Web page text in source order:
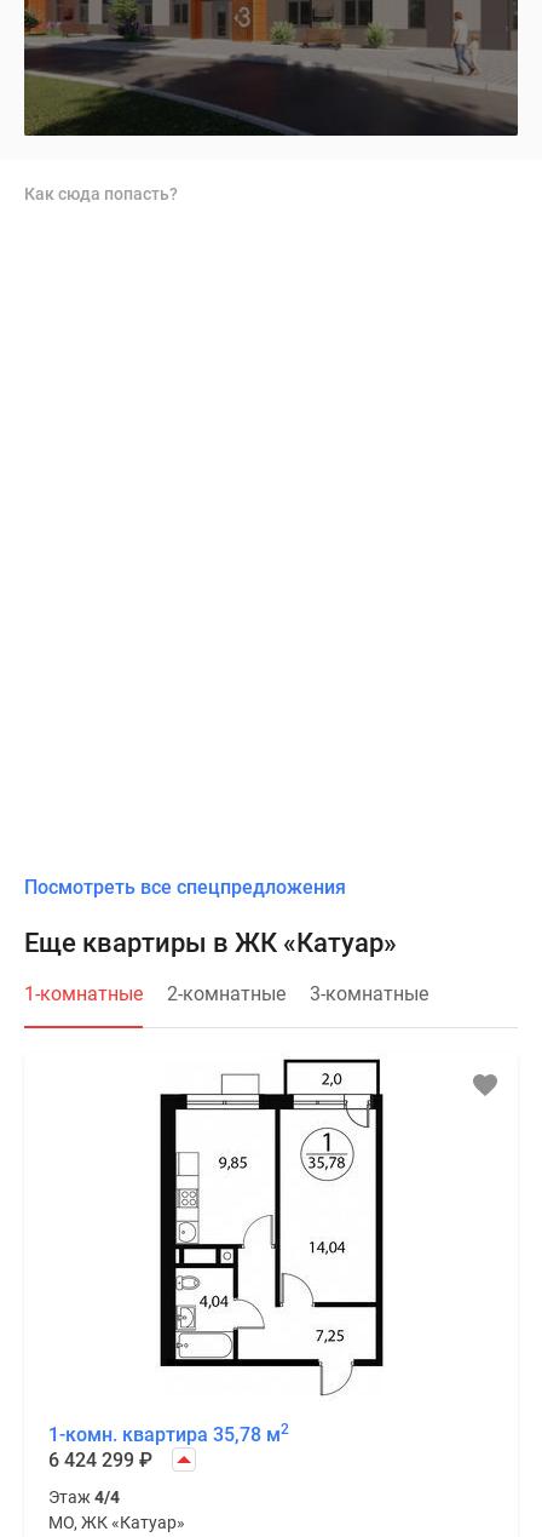
Как сюда попасть?
Посмотреть все спецпредложения
Еще квартиры в ЖК «Катуар»
1-комнатные 2-комнатные 3-комнатные
1-комн. квартира 35,78 м2
6 424 299 ₽
Этаж4/4
МО, ЖК «Катуар»